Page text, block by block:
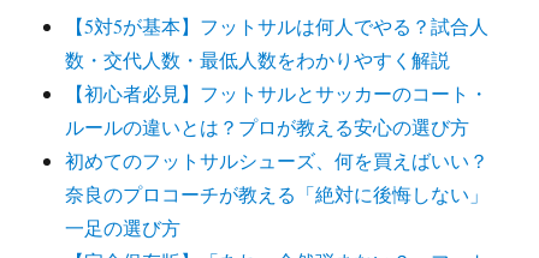
【5対5が基本】フットサルは何人でやる？試合人
数・交代人数・最低人数をわかりやすく解説
【初心者必見】フットサルとサッカーのコート・
ルールの違いとは？プロが教える安心の選び方
初めてのフットサルシューズ、何を買えばいい？
奈良のプロコーチが教える「絶対に後悔しない」
一足の選び方